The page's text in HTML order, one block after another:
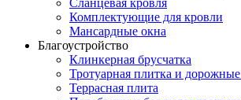
Комплектующие для кровли
Мансардные окна
Благоустройство
Клинкерная брусчатка
Тротуарная плитка и
Террасная плита